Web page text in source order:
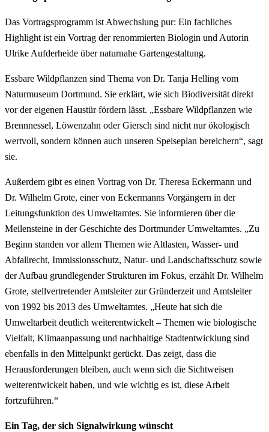
Das Vortragsprogramm ist Abwechslung pur: Ein fachliches
Highlight ist ein Vortrag der renommierten Biologin und Autorin
Ulrike Aufderheide über naturnahe Gartengestaltung.
Essbare Wildpflanzen sind Thema von Dr. Tanja Helling vom
Naturmuseum Dortmund. Sie erklärt, wie sich Biodiversität direkt
vor der eigenen Haustür fördern lässt. „Essbare Wildpflanzen wie
Brennnessel, Löwenzahn oder Giersch sind nicht nur ökologisch
wertvoll, sondern können auch unseren Speiseplan bereichern“, sagt
sie.
Außerdem gibt es einen Vortrag von Dr. Theresa Eckermann und
Dr. Wilhelm Grote, einer von Eckermanns Vorgängern in der
Leitungsfunktion des Umweltamtes. Sie informieren über die
Meilensteine in der Geschichte des Dortmunder Umweltamtes. „Zu
Beginn standen vor allem Themen wie Altlasten, Wasser- und
Abfallrecht, Immissionsschutz, Natur- und Landschaftsschutz sowie
der Aufbau grundlegender Strukturen im Fokus, erzählt Dr. Wilhelm
Grote, stellvertretender Amtsleiter zur Gründerzeit und Amtsleiter
von 1992 bis 2013 des Umweltamtes. „Heute hat sich die
Umweltarbeit deutlich weiterentwickelt – Themen wie biologische
Vielfalt, Klimaanpassung und nachhaltige Stadtentwicklung sind
ebenfalls in den Mittelpunkt gerückt. Das zeigt, dass die
Herausforderungen bleiben, auch wenn sich die Sichtweisen
weiterentwickelt haben, und wie wichtig es ist, diese Arbeit
fortzuführen.“
Ein Tag, der sich Signalwirkung wünscht